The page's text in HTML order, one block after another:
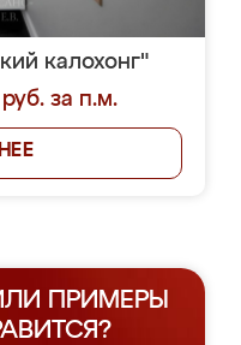
калохонг"
за п.м.
ПРИМЕРЫ